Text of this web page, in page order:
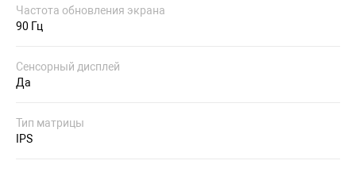
Частота обновления экрана
90 Гц
Сенсорный дисплей
Да
Тип матрицы
IPS